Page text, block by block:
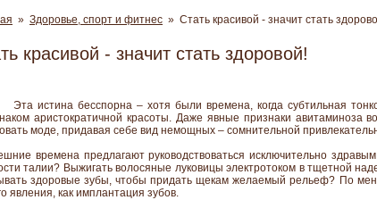
» Здоровье, спорт и фитнес » Стать красивой - значит стать
красивой - значит стать здоровой!
Эта истина бесспорна – хотя были времена, когда субтильная
аристократичной красоты. Даже явные признаки авитаминоза
моде, придавая себе вид немощных – сомнительной
времена предлагают руководствоваться исключительно
талии? Выжигать волосяные луковицы электротоком в тщетной
здоровые зубы, чтобы придать щекам желаемый рельеф? По
явления, как имплантация зубов.